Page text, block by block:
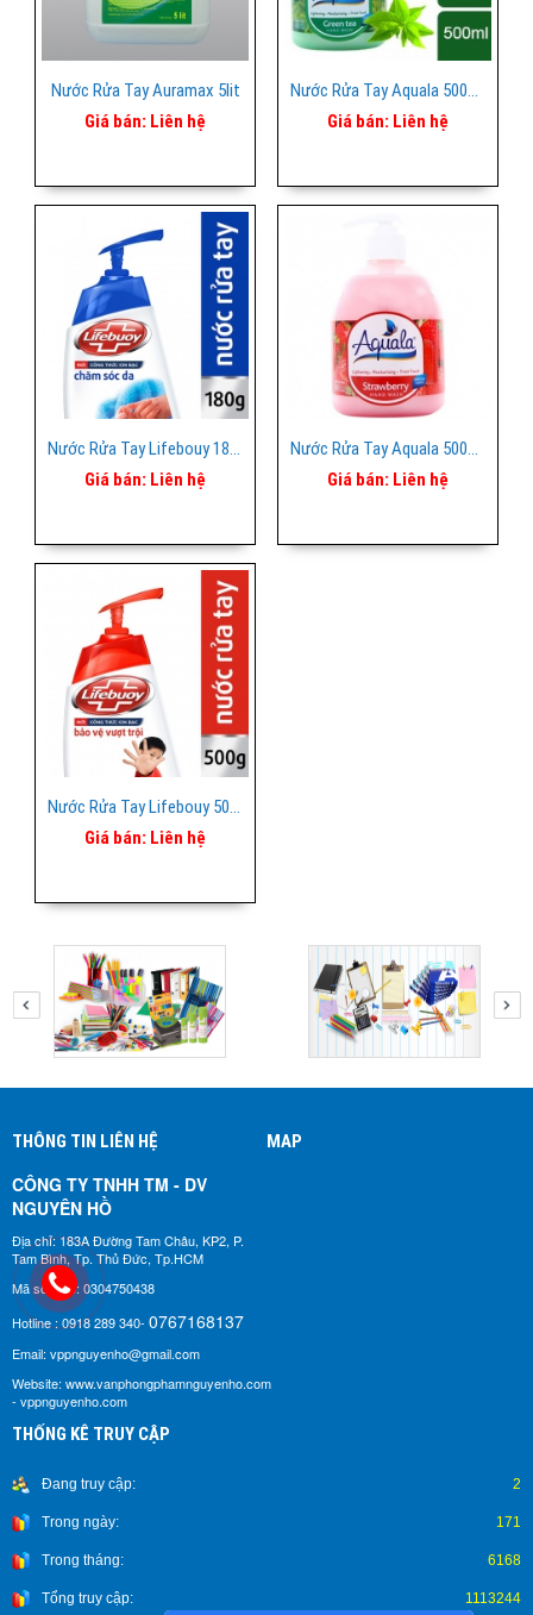
Nước Rửa Tay Auramax 5lit
Giá bán: Liên hệ
Nước Rửa Tay Aquala 500ml Trà Xanh
Giá bán: Liên hệ
Nước Rửa Tay Lifebouy 180ml
Giá bán: Liên hệ
Nước Rửa Tay Aquala 500ml Hồng Dâu
Giá bán: Liên hệ
Nước Rửa Tay Lifebouy 500ml
Giá bán: Liên hệ
THÔNG TIN LIÊN HỆ
CÔNG TY TNHH TM - DV
NGUYÊN HỒ​
Địa chỉ: 183A Đường Tam Châu, KP2, P.
Tam Bình, Tp. Thủ Đức, Tp.HCM
Mã số thuế: 0304750438
Hotline : 0918 289 340- 0767168137
Email: vppnguyenho@gmail.com
Website: www.vanphongphamnguyenho.com
- vppnguyenho.com
MAP
THỐNG KÊ TRUY CẬP
Đang truy cập: 2
Trong ngày: 171
Trong tháng: 6168
Tổng truy cập: 1113244